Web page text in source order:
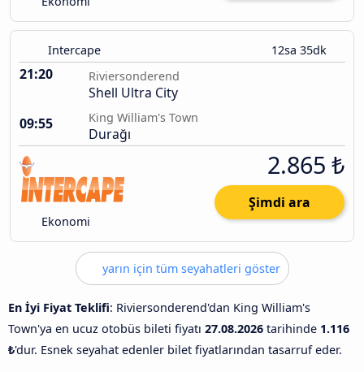
Intercape 12sa 35dk
21:20 Riviersonderend
Shell Ultra City
09:55
King William's Town
Durağı
Ekonomi
2.865 ₺
Şimdi ara
yarın için tüm seyahatleri göster
En İyi Fiyat Teklifi: Riviersonderend'dan King William's
Town'ya en ucuz otobüs bileti fiyatı 27.08.2026 tarihinde 1.116
₺'dur. Esnek seyahat edenler bilet fiyatlarından tasarruf eder.